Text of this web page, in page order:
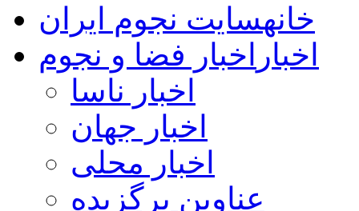
خانهسایت نجوم ایران
اخبار اخبار فضا و نجوم
اخبار ناسا
اخبار جهان
اخبار محلی
عناوین برگزیده